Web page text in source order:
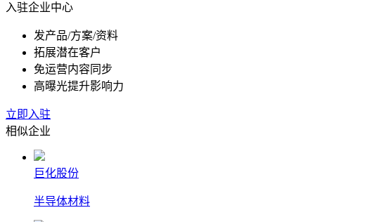
入驻企业中心
发产品/方案/资料
拓展潜在客户
免运营内容同步
高曝光提升影响力
立即入驻
相似企业
巨化股份
半导体材料